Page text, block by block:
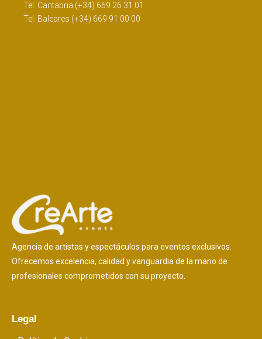
Tel. Cantabria (+34) 669 26 31 01
Tel. Baleares (+34) 669 91 00 00
Agencia de artistas y espectáculos para eventos exclusivos.
Ofrecemos excelencia, calidad y vanguardia de la mano de
profesionales comprometidos con su proyecto.
Legal